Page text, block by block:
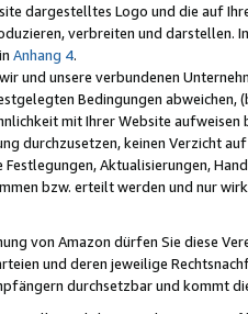
dargestelltes Logo und die auf
verbreiten und
Anhang 4.
und unsere verbundenen
Bedingungen
mit Ihrer Website
durchzusetzen, keinen Verzicht
Aktualisierungen,
bzw. erteilt werden und nur
von Amazon dürfen Sie diese
und deren jeweilige
durchsetzbar und kommt